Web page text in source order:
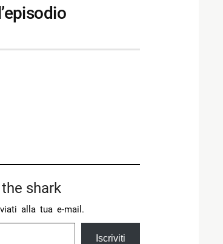
shark
alla tua e-mail.
Iscriviti